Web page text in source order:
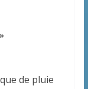
de pluie